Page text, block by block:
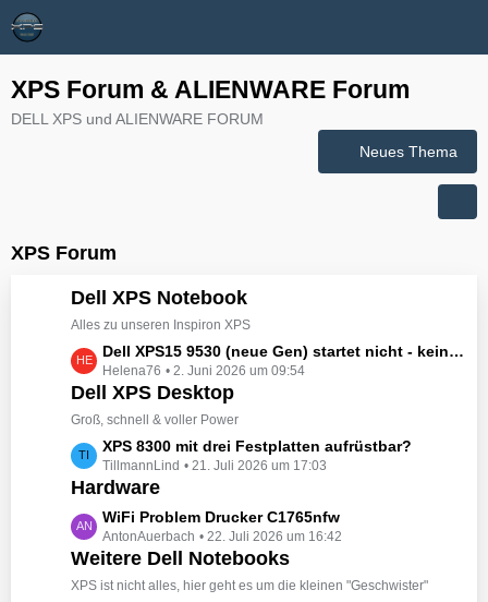
XPS Forum & ALIENWARE Forum
DELL XPS und ALIENWARE FORUM
Neues Thema
XPS Forum
Dell XPS Notebook
Alles zu unseren Inspiron XPS
L
e
t
z
e
B
i
r
ä
Dell XPS15 9530 (neue Gen) startet nicht - kein booten, kein Licht - nichts tut sich - hat jemand eine Idee wie man ihn zum Leben erwecken könnte?
Helena76 2. Juni 2026 um 09:54
Dell XPS Desktop
Groß, schnell & voller Power
L
e
t
z
t
e
B
XPS 8300 mit drei Festplatten aufrüstbar?
TillmannLind 21. Juli 2026 um 17:03
Hardware
L
e
t
z
WiFi Problem Drucker C1765nfw
AntonAuerbach 22. Juli 2026 um 16:42
Weitere Dell Notebooks
XPS ist nicht alles, hier geht es um die kleinen "Geschwister"